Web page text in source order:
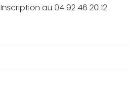
Inscription au 04 92 46 20 12